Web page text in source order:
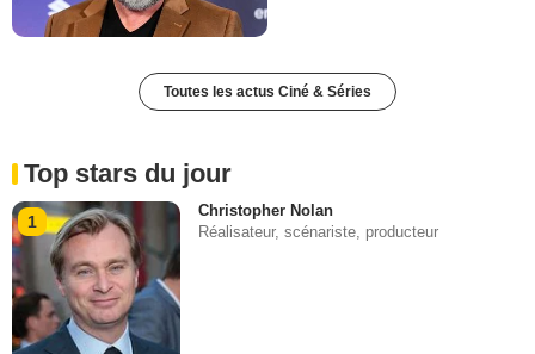
Toutes les actus Ciné & Séries
Top stars du jour
1
Christopher Nolan
Réalisateur, scénariste, producteur